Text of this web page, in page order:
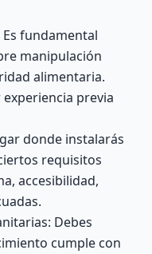
fundamental
manipulación
alimentaria.
previa
donde instalarás
requisitos
accesibilidad,
Debes
cumple con